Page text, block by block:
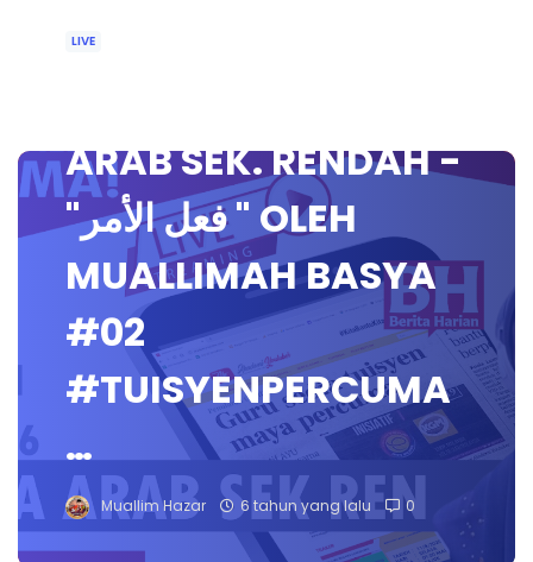
LIVE
ARAB SEK. RENDAH -
"فعل الأمر " OLEH
MUALLIMAH BASYA
#02
#TUISYENPERCUMA
…
Muallim Hazar 6 tahun yang lalu 0